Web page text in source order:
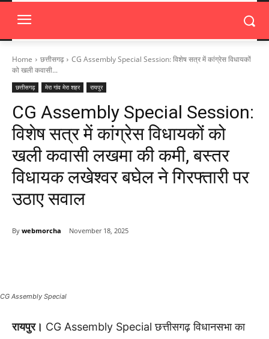
Home छत्तीसगढ़
CG Assembly Special Session: विशेष सत्र में कांग्रेस विधायकों
को खली कवासी...
छत्तीसगढ़ मेरा गांव मेरा शहर रायपुर
CG Assembly Special Session:
विशेष सत्र में कांग्रेस विधायकों को
खली कवासी लखमा की कमी, बस्तर
विधायक लखेश्वर बघेल ने गिरफ्तारी पर
उठाए सवाल
By webmorcha November 18, 2025
CG Assembly Special
रायपुर। CG Assembly Special छत्तीसगढ़ विधानसभा का